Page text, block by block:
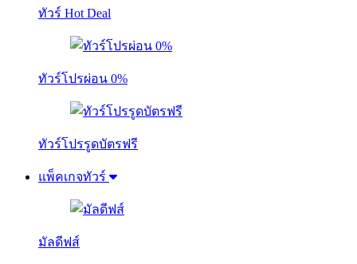
ทัวร์ Hot Deal
ทัวร์โปรผ่อน 0%
ทัวร์โปรรูดบัตรฟรี
แพ็คเกจทัวร์
มัลดีฟส์